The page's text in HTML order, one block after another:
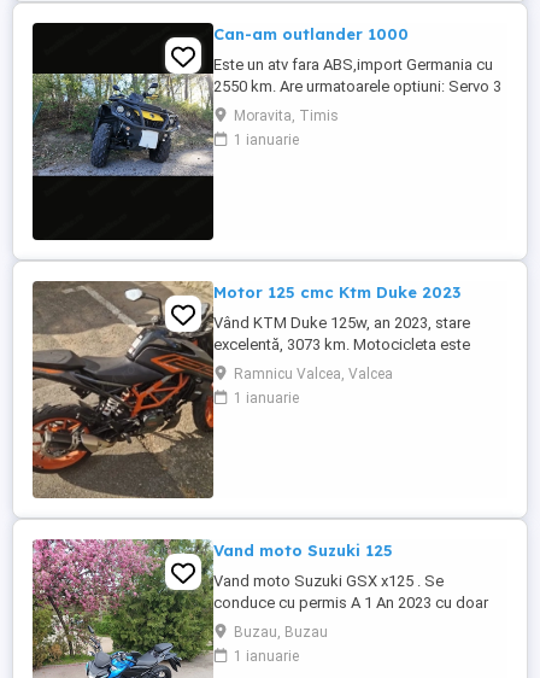
Can-am outlander 1000
Este un atv fara ABS,import Germania cu
2550 km. Are urmatoarele optiuni: Servo 3
nivele Suspensie FOX cu rebound Bullbar
fata Bullbar spate Handguardurile Can am
Jante beadlock
Moravita, Timis
1 ianuarie
Motor 125 cmc Ktm Duke 2023
Vând KTM Duke 125w, an 2023, stare
excelentă, 3073 km. Motocicleta este
ideală pentru începători sau pentru oraș.
Fără daune, lovituri!
Ramnicu Valcea, Valcea
1 ianuarie
Vand moto Suzuki 125
Vand moto Suzuki GSX x125 . Se
conduce cu permis A 1 An 2023 cu doar
5000km Stare impecabila , fara cazaturi
ITP valabil pana in noiembrie 2027 Revizii
si schimb de ulei in service autorizat
Buzau, Buzau
1 ianuarie